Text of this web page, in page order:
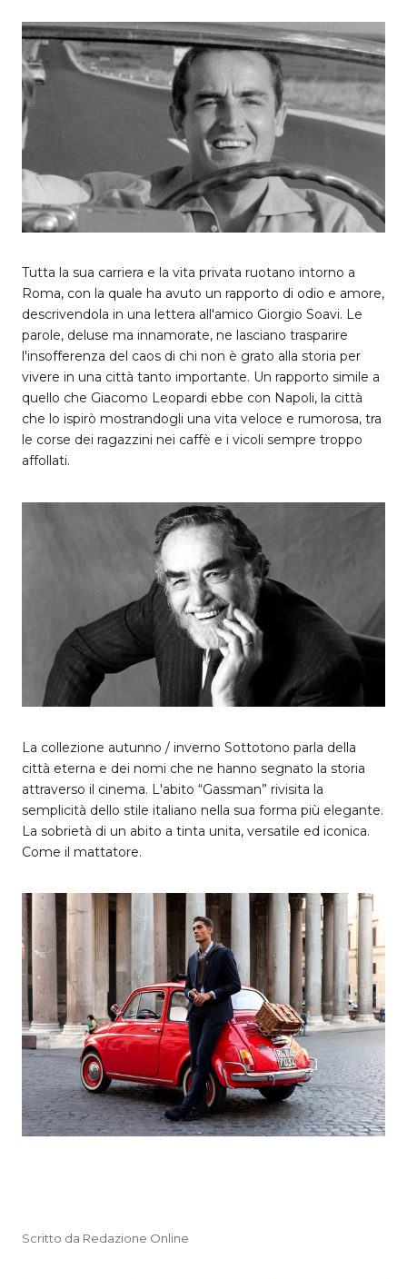
Tutta la sua carriera e la vita privata ruotano intorno a
Roma, con la quale ha avuto un rapporto di odio e amore,
descrivendola in una lettera all'amico Giorgio Soavi. Le
parole, deluse ma innamorate, ne lasciano trasparire
l'insofferenza del caos di chi non è grato alla storia per
vivere in una città tanto importante. Un rapporto simile a
quello che Giacomo Leopardi ebbe con Napoli, la città
che lo ispirò mostrandogli una vita veloce e rumorosa, tra
le corse dei ragazzini nei caffè e i vicoli sempre troppo
affollati.
La collezione autunno / inverno Sottotono parla della
città eterna e dei nomi che ne hanno segnato la storia
attraverso il cinema. L'abito “Gassman” rivisita la
semplicità dello stile italiano nella sua forma più elegante.
La sobrietà di un abito a tinta unita, versatile ed iconica.
Come il mattatore.
Scritto da Redazione Online